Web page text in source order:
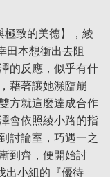
致的美德】，綾
田本想衝出去阻
的反應，似乎有什
藉著讓她瀕臨崩
方就這麼達成合作
會依照綾小路的指
討論室，巧遇一之
到齊，便開始討
出小組的『優待